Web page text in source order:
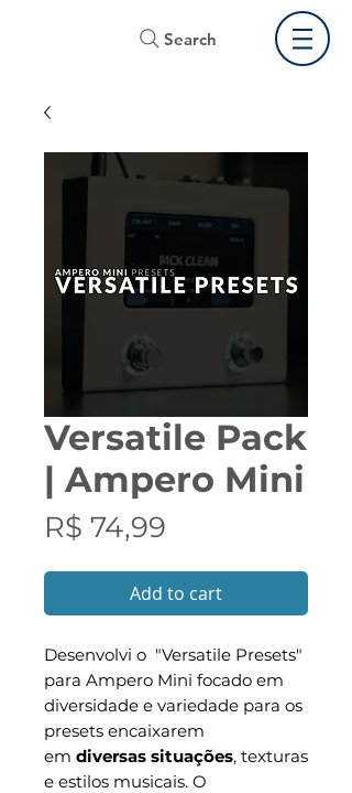
Search
Versatile Pack
| Ampero Mini
R$ 74,99
Add to cart
Desenvolvi o "Versatile Presets"
para Ampero Mini focado em
diversidade e variedade para os
presets encaixarem
em diversas situações, texturas
e estilos musicais. O